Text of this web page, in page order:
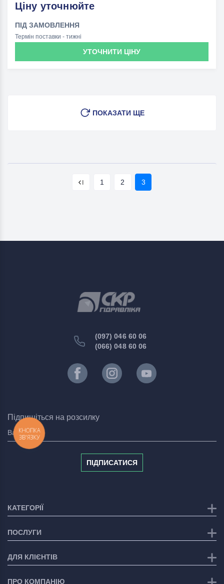
Ціну уточнюйте
ПІД ЗАМОВЛЕННЯ
Термін поставки - тижні
УТОЧНИТИ ЦІНУ
ПОКАЗАТИ ЩЕ
1 2 3
(097) 046 60 06
(066) 048 60 06
Підпишіться на розсилку
ПІДПИСАТИСЯ
КАТЕГОРІЇ
ПОСЛУГИ
ДЛЯ КЛІЄНТІВ
ПРО КОМПАНІЮ
КНОПКА
ЗВ'ЯЗКУ